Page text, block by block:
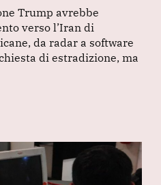
Trump avrebbe
verso l’Iran di
da radar a software
di estradizione, ma